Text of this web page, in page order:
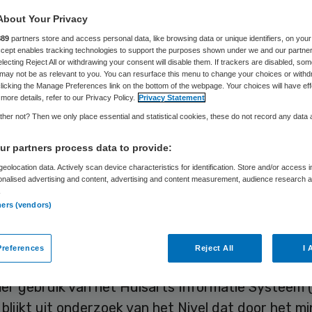
patiënt
hebben patiëntengroepen die extra
hitte onvoldoende in beeld. De zorg
van hitte en de te nemen maatregelen
patiënten, mantelzorgers en zorgverleners in de
gebruik van het Huisarts Informatie Systeem
uit onderzoek van het Nivel dat door het
Your Privacy
partners store and access personal data, like browsing data or unique identifiers, on your
enables tracking technologies to support the purposes shown under we and our
Reject All or withdrawing your consent will disable them. If trackers are disabled,
not be as relevant to you. You can resurface this menu to change your choices or
the Manage Preferences link on the bottom of the webpage. Your choices will have
details, refer to our Privacy Policy. Privacy Statement
not? Then we only place essential and statistical cookies, these do not record any data
partners process data to provide:
data. Actively scan device characteristics for identification. Store and/or access
advertising and content, advertising and content measurement, audience research
(vendors)
Reject All I